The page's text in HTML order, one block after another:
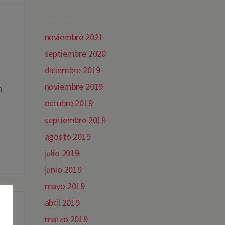
noviembre 2021
septiembre 2020
diciembre 2019
noviembre 2019
octubre 2019
septiembre 2019
agosto 2019
julio 2019
junio 2019
mayo 2019
abril 2019
marzo 2019